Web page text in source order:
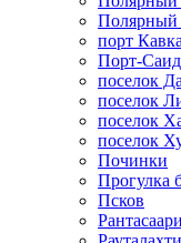
Полярный
порт
Порт-
поселок
поселок
поселок
поселок
Починки
Прогулка
Псков
Рантасаари